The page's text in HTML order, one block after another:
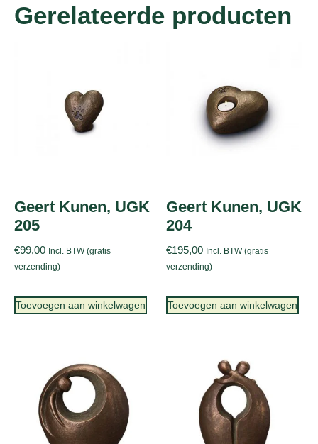
Gerelateerde producten
Geert Kunen, UGK
205
€99,00 Incl. BTW (gratis
verzending)
Toevoegen aan winkelwagen
Geert Kunen, UGK
204
€195,00 Incl. BTW (gratis
verzending)
Toevoegen aan winkelwagen